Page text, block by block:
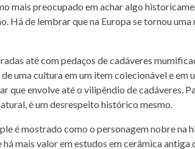
mais preocupado em achar algo
Há de lembrar que na Europa se tornou
até com pedaços de cadáveres
uma cultura em um item colecionável e em
que envolve até o vilipêndio de cadáveres.
é um desrespeito histórico mesmo.
é mostrado como o personagem nobre na
mais valor em estudos em cerâmica antiga